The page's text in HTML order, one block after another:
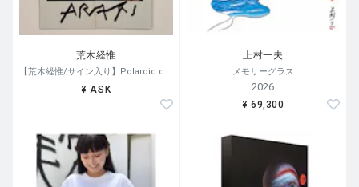
荒木経惟
【荒木経惟/サイン入り】Polaroid collage
¥ ASK
上村一夫
メモリーグラス
2026
¥ 69,300